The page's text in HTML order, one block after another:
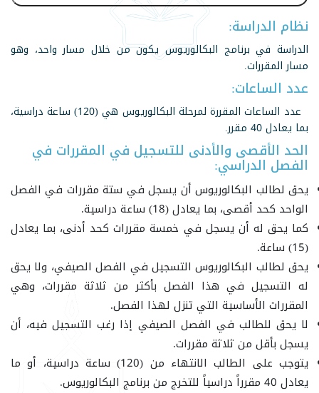
نظام الدراسة:
الدراسة في برنامج البكالوريوس يكون من خلال مسار واحد، وهو
مسار المقررات.
عدد الساعات:
عدد الساعات المقررة لمرحلة البكالوريوس هي (120) ساعة دراسية،
بما يعادل 40 مقرر.
الحد الأقصى والأدنى للتسجيل في المقررات في
الفصل الدراسي:
يحق لطالب البكالوريوس أن يسجل في ستة مقررات في الفصل
الواحد كحد أقصى، بما يعادل (18) ساعة دراسية.
كما يحق له أن يسجل في خمسة مقررات كحد أدنى، بما يعادل
(15) ساعة.
يحق لطالب البكالوريوس التسجيل في الفصل الصيفي، ولا يحق
له التسجيل في هذا الفصل بأكثر من ثلاثة مقررات، وهي
المقررات الأساسية التي تنزل لهذا الفصل.
لا يحق للطالب في الفصل الصيفي إذا رغب التسجيل فيه، أن
يسجل بأقل من ثلاثة مقررات.
يتوجب على الطالب الانتهاء من (120) ساعة دراسية، أو ما
يعادل 40 مقرراً دراسياً للتخرج من برنامج البكالوريوس.